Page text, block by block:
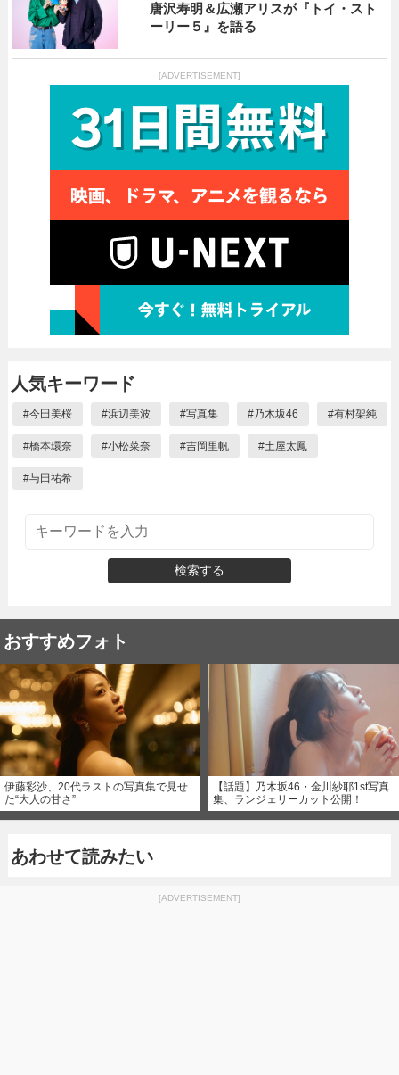
唐沢寿明＆広瀬アリスが『トイ・スト
ーリー５』を語る
[ADVERTISEMENT]
人気キーワード
#今田美桜 #浜辺美波 #写真集 #乃木坂46 #有村架純
#橋本環奈 #小松菜奈 #吉岡里帆 #土屋太鳳
#与田祐希
検索する
おすすめフォト
伊藤彩沙、20代ラストの写真集で見せ
た“大人の甘さ”
【話題】乃木坂46・金川紗耶1st写真
集、ランジェリーカット公開！
あわせて読みたい
[ADVERTISEMENT]